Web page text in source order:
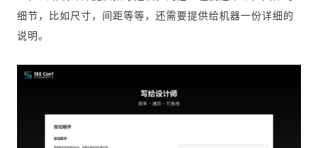
细节，比如尺寸，间距等等，还需要提供给机器一份详细的
说明。